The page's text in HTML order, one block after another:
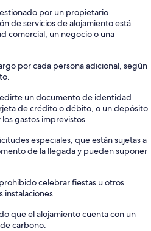
por un propietario
de servicios de alojamiento está
comercial, un negocio o una
por cada persona adicional, según
un documento de identidad
de crédito o débito, o un depósito
gastos imprevistos.
especiales, que están sujetas a
de la llegada y pueden suponer
celebrar fiestas u otros
instalaciones.
que el alojamiento cuenta con un
carbono.